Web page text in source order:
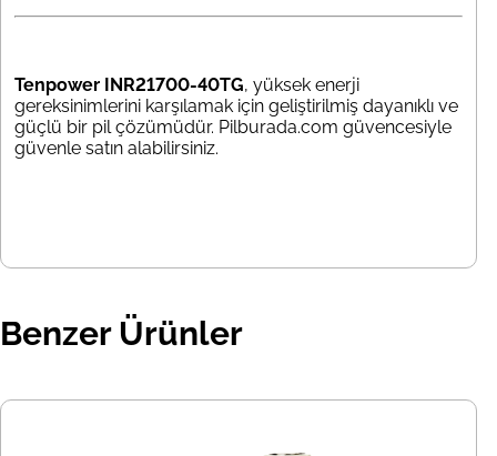
Tenpower INR21700-40TG, yüksek enerji
gereksinimlerini karşılamak için geliştirilmiş dayanıklı ve
güçlü bir pil çözümüdür. Pilburada.com güvencesiyle
güvenle satın alabilirsiniz.
Benzer Ürünler